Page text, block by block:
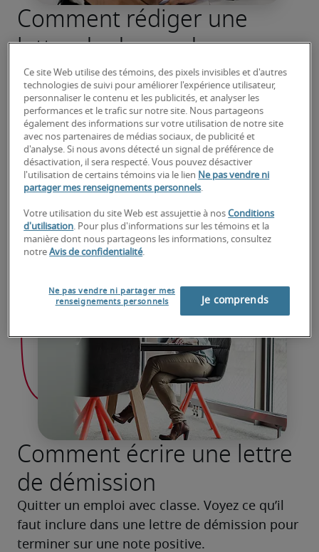
Comment rédiger une
lettre de demande
d’augmentation de salaire
Entamez une conversation difficile en toute
confiance. Découvrez les conseils essentiels
pour une négociation de salaire réussie.
En savoir plus
Comment écrire une lettre
de démission
Quitter un emploi avec classe. Voyez ce qu’il
faut inclure dans une lettre de démission pour
terminer sur une note positive.
Ce site Web utilise des témoins, des pixels invisibles et d'autres
technologies de suivi pour améliorer l'expérience utilisateur,
personnaliser le contenu et les publicités, et analyser les
performances et le trafic sur notre site. Nous partageons
également des informations sur votre utilisation de notre site
avec nos partenaires de médias sociaux, de publicité et
d'analyse. Si nous avons détecté un signal de préférence de
désactivation, il sera respecté. Vous pouvez désactiver
l'utilisation de certains témoins via le lien Ne pas vendre ni
partager mes renseignements personnels.
Votre utilisation du site Web est assujettie à nosConditions
d'utilisation. Pour plus d'informations sur les témoins et la
manière dont nous partageons les informations, consultez
notreAvis de confidentialité.
Ne pas vendre ni partager mes
renseignements personnels
Je comprends